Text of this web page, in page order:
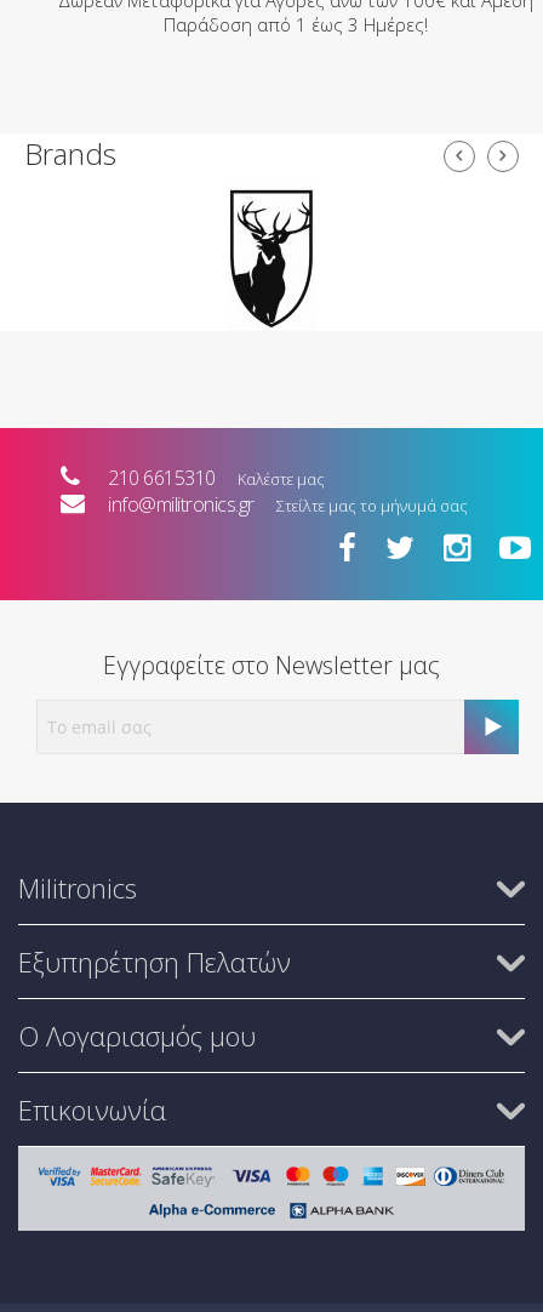
Παράδοση από 1 έως 3 Ημέρες!
Brands
210 6615310 Καλέστε μας
info@militronics.gr Στείλτε μας το μήνυμά σας
Εγγραφείτε στο Newsletter μας
Militronics
Εξυπηρέτηση Πελατών
Ο Λογαριασμός μου
Επικοινωνία